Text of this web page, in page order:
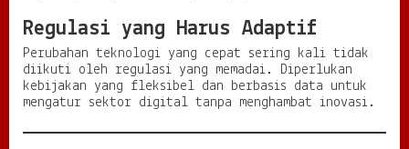
Regulasi yang Harus Adaptif
Perubahan teknologi yang cepat sering kali tidak
diikuti oleh regulasi yang memadai. Diperlukan
kebijakan yang fleksibel dan berbasis data untuk
mengatur sektor digital tanpa menghambat inovasi.